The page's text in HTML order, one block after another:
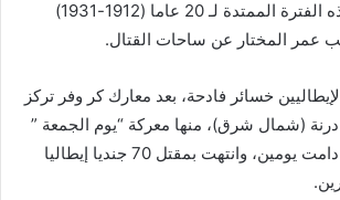
الإيطالي، وطوال هذه الفترة الممتدة لـ 20 عاما (1912-1931)
عمر المختار عن ساحات القتال.
خسائر فادحة، بعد معارك كر وفر تركز
(شمال شرق)، منها معركة “يوم الجمعة ”
16 مايو/ أيار 1913، دامت يومين، وانتهت بمقتل 70 جنديا إيطاليا